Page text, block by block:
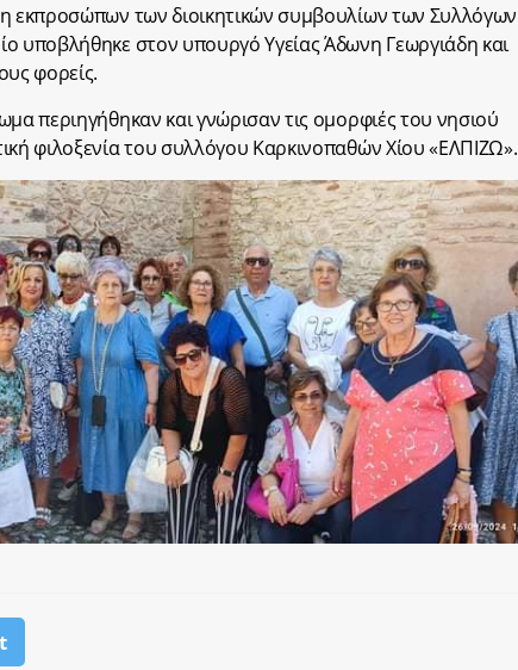
εκπροσώπων των διοικητικών συμβουλίων των Συλλόγων
υποβλήθηκε στον υπουργό Υγείας Άδωνη Γεωργιάδη και
φορείς.
περιηγήθηκαν και γνώρισαν τις ομορφιές του νησιού
φιλοξενία του συλλόγου Καρκινοπαθών Χίου «ΕΛΠΙΖΩ».